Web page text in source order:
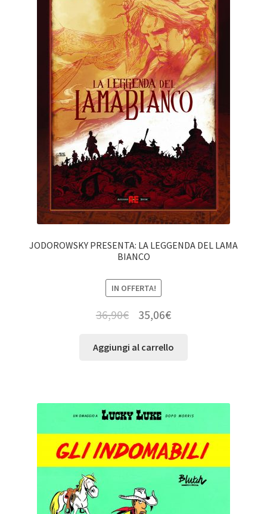
JODOROWSKY PRESENTA: LA LEGGENDA DEL LAMA
BIANCO
IN OFFERTA!
36,90€ 35,06€
Aggiungi al carrello